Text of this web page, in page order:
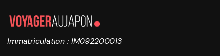
Immatriculation : IM092200013